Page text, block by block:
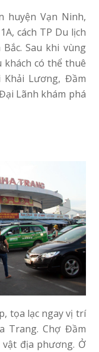
huyện Vạn Ninh,
cách TP Du lịch
Sau khi vùng
có thể thuê
Khải Lương, Đầm
Lãnh khám phá
tọa lạc ngay vị trí
Trang. Chợ Đầm
địa phương. Ở